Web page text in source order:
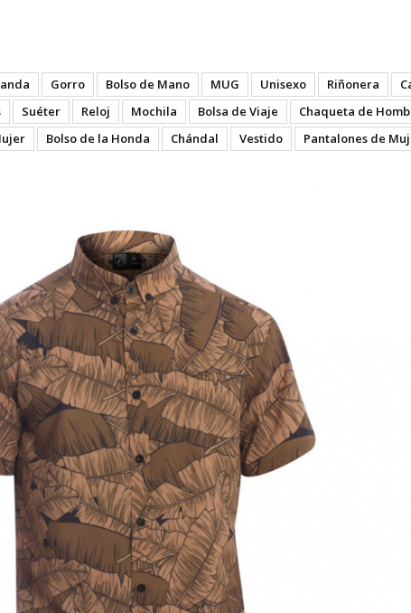
Gorro Bolso de Mano MUG Unisexo Riñonera
Suéter Reloj Mochila Bolsa de Viaje Chaqueta de
Bolso de la Honda Chándal Vestido Pantalones de